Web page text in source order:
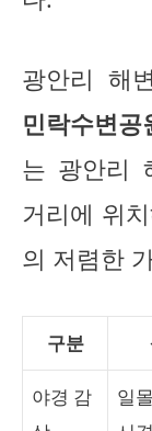
광안리 해
민락수변
는 광안리
거리에 위
의 저렴한
구분
야경 감
일